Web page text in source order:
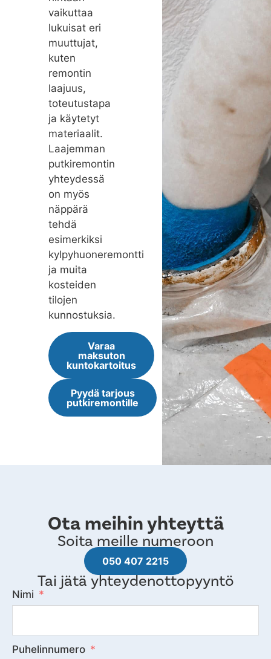
vaikuttaa
lukuisat eri
muuttujat,
kuten
remontin
laajuus,
toteutustapa
ja käytetyt
materiaalit.
Laajemman
putkiremontin
yhteydessä
on myös
näppärä
tehdä
esimerkiksi
kylpyhuoneremontti
ja muita
kosteiden
tilojen
kunnostuksia.
Varaa
maksuton
kuntokartoitus
Pyydä tarjous
putkiremontille
Ota meihin yhteyttä
Soita meille numeroon
050 407 2215
Tai jätä yhteydenottopyyntö
Nimi
Puhelinnumero